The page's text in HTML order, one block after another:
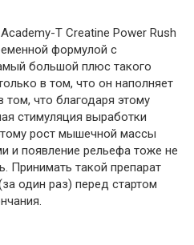
T Creatine Power Rush
формулой с
большой плюс такого
в том, что он наполняет
том, что благодаря этому
стимуляция выработки
рост мышечной массы
и появление рельефа тоже не
Принимать такой препарат
один раз) перед стартом